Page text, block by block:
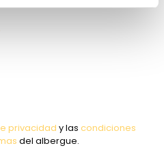
privacidad y las condiciones
del albergue.